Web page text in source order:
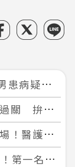
急尋救回一命
蓮2小時生活圈成形
人配對成功5對
長怒：難以接受